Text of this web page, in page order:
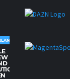
REVOLUTION